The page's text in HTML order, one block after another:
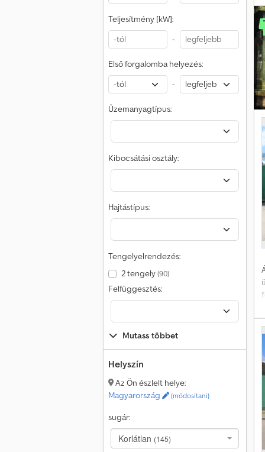
Teljesítmény [kW]:
-
Első forgalomba helyezés:
-
Üzemanyagtípus:
Kibocsátási osztály:
Hajtástípus:
Tengelyelrendezés:
2 tengely(90)
Felfüggesztés:
Mutass többet
Helyszín
Az Ön észlelt helye:
Magyarország
(módosítani)
sugár:
Korlátlan (145)